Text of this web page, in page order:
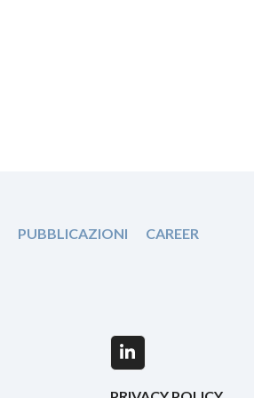
PUBBLICAZIONI CAREER
LinkedIn